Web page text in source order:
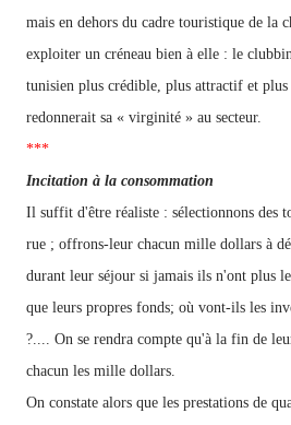
mais en dehors du cadre touristique de la
exploiter un créneau bien à elle : le
tunisien plus crédible, plus attractif et
redonnerait sa « virginité » au secteur.
***
Incitation à la consommation
Il suffit d'être réaliste : sélectionnons des
rue ; offrons-leur chacun mille dollars à
durant leur séjour si jamais ils n'ont plus
que leurs propres fonds; où vont-ils les
?.... On se rendra compte qu'à la fin de
chacun les mille dollars.
On constate alors que les prestations de